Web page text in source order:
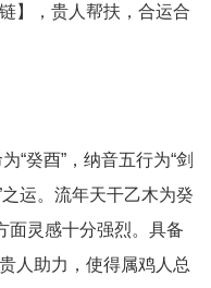
】，贵人帮扶，合运合
癸酉”，纳音五行为“剑
运。流年天干乙木为癸
面灵感十分强烈。具备
人助力，使得属鸡人总